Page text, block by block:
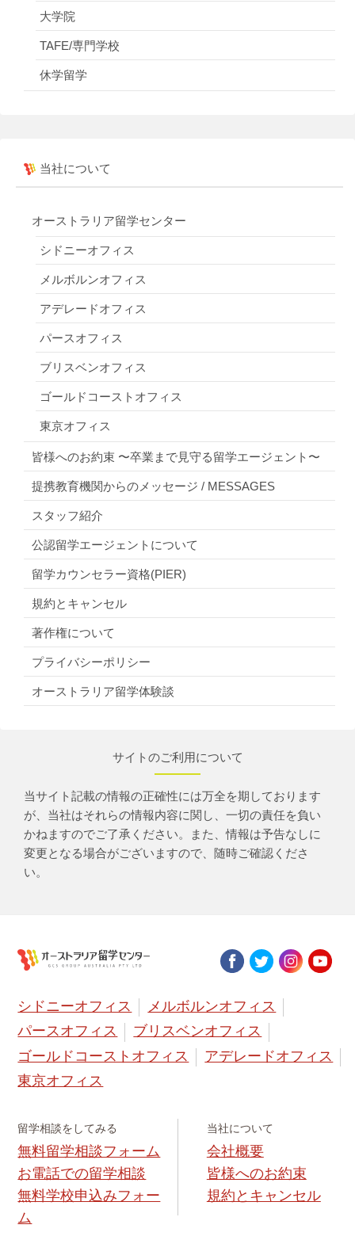
大学院
TAFE/専門学校
休学留学
当社について
オーストラリア留学センター
シドニーオフィス
メルボルンオフィス
アデレードオフィス
パースオフィス
ブリスベンオフィス
ゴールドコーストオフィス
東京オフィス
皆様へのお約束 〜卒業まで見守る留学エージェント〜
提携教育機関からのメッセージ / MESSAGES
スタッフ紹介
公認留学エージェントについて
留学カウンセラー資格(PIER)
規約とキャンセル
著作権について
プライバシーポリシー
オーストラリア留学体験談
サイトのご利用について
当サイト記載の情報の正確性には万全を期しております
が、当社はそれらの情報内容に関し、一切の責任を負い
かねますのでご了承ください。また、情報は予告なしに
変更となる場合がございますので、随時ご確認くださ
い。
シドニーオフィス
メルボルンオフィス
パースオフィス
ブリスベンオフィス
ゴールドコーストオフィス
アデレードオフィス
東京オフィス
留学相談をしてみる
無料留学相談フォーム
お電話での留学相談
無料学校申込みフォー
ム
当社について
会社概要
皆様へのお約束
規約とキャンセル